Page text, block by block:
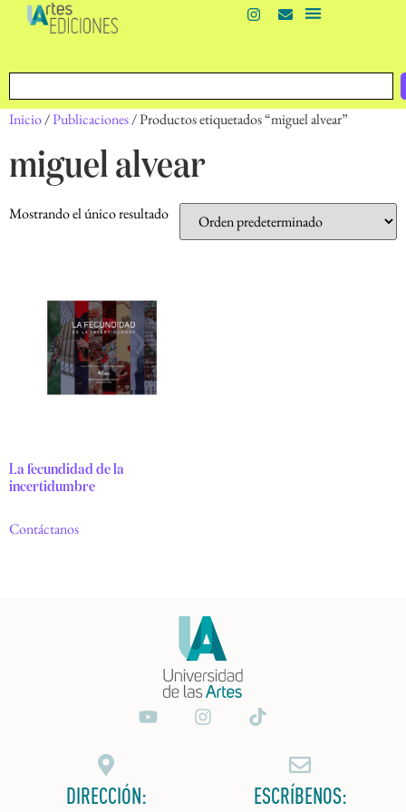
Inicio/Publicaciones/ Productos etiquetados “miguel alvear”
miguel alvear
Mostrando el único resultado
La fecundidad de la
incertidumbre
Contáctanos
DIRECCIÓN: ESCRÍBENOS: